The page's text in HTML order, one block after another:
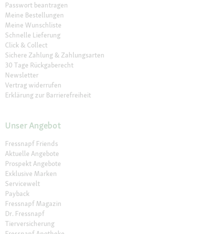
Passwort beantragen
Meine Bestellungen
Meine Wunschliste
Schnelle Lieferung
Click & Collect
Sichere Zahlung & Zahlungsarten
30 Tage Rückgaberecht
Newsletter
Vertrag widerrufen
Erklärung zur Barrierefreiheit
Unser Angebot
Fressnapf Friends
Aktuelle Angebote
Prospekt Angebote
Exklusive Marken
Servicewelt
Payback
Fressnapf Magazin
Dr. Fressnapf
Tierversicherung